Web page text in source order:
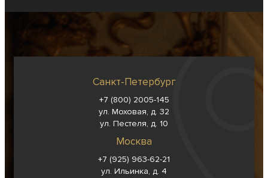
Санкт-Петербург
+7 (800) 2005-145
ул. Моховая, д. 32
ул. Пестеля, д. 10
Москва
+7 (925) 963-62-21
ул. Ильинка, д. 4